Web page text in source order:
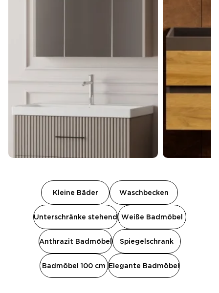
Kleine Bäder Waschbecken
Unterschränke stehend Weiße Badmöbel
Anthrazit Badmöbel Spiegelschrank
Badmöbel 100 cm Elegante Badmöbel